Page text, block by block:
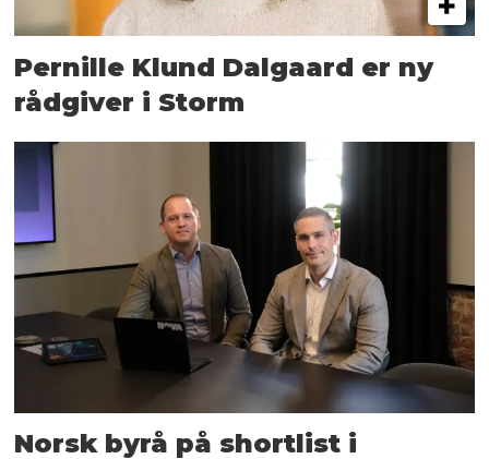
Pernille Klund Dalgaard er ny
rådgiver i Storm
Norsk byrå på shortlist i